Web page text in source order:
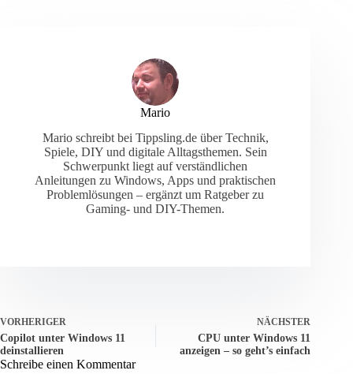
Mario
Mario schreibt bei Tippsling.de über Technik,
Spiele, DIY und digitale Alltagsthemen. Sein
Schwerpunkt liegt auf verständlichen
Anleitungen zu Windows, Apps und praktischen
Problemlösungen – ergänzt um Ratgeber zu
Gaming- und DIY-Themen.
VORHERIGER
Copilot unter Windows 11
deinstallieren
NÄCHSTER
CPU unter Windows 11
anzeigen – so geht’s einfach
Schreibe einen Kommentar